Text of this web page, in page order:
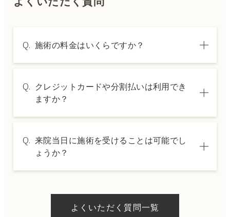
Q. 施術の料金はいくらですか？
は料金表ページをご確認いただくか、カウン
セリングでご案内いたします。
Q. クレジットカードや分割払いは利用でき
ますか？
した分割払いも可能です。詳細は受付スタッ
フにお問い合わせください。
Q. 来院当日に施術を受けることは可能でし
ょうか？
ただける施術もございます。当日の施術をご
よくいただく質問一覧